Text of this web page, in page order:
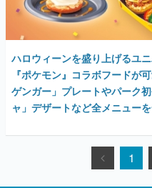
ハロウィーンを盛り上げるユ
『ポケモン』コラボフードが
ゲンガー」プレートやパーク
ャ」デザートなど全メニュー
1